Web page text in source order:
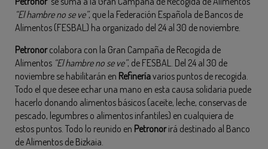
“El hambre no se ve”, que la Federación Española de Bancos de
Alimentos (FESBAL) ha organizado del 24 al 30 de noviembre.
Petronorcolabora con la Gran Campaña de Recogida de
Alimentos “El hambre no se ve”, de FESBAL. Del 24 al 30 de
noviembre se habilitarán en Refineríavarios puntos de recogida.
Todo el que desee echar una mano en esta causa solidaria puede
hacerlo donando alimentos básicos (aceite, leche, conservas de
pescado, legumbres o alimentos infantiles) en cualquiera de
estos puntos. Todo lo reunido en Petronorirá destinado al Banco
de Alimentos de Bizkaia.